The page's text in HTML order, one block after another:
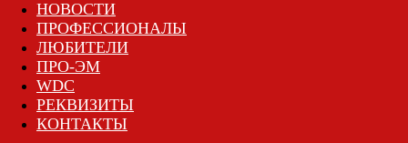
НОВОСТИ
ПРОФЕССИОНАЛЫ
ЛЮБИТЕЛИ
ПРО-ЭМ
WDC
РЕКВИЗИТЫ
КОНТАКТЫ